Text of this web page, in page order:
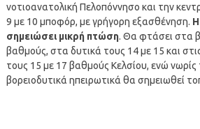
νοτιοανατολική Πελοπόννησο και την
9 με 10 μποφόρ, με γρήγορη εξασθένηση.
σημειώσει μικρή πτώση. Θα φτάσει στα
βαθμούς, στα δυτικά τους 14 με 15 και
τους 15 με 17 βαθμούς Κελσίου, ενώ
βορειοδυτικά ηπειρωτικά θα σημειωθεί